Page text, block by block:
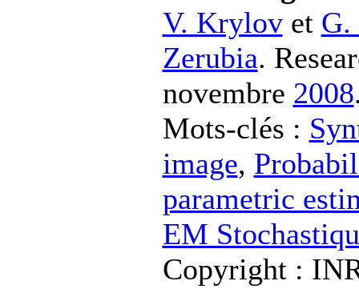
V. Krylovet G.
Zerubia.
novembre 2008
Mots-clés :
image,
parametric
EM
Copyright :